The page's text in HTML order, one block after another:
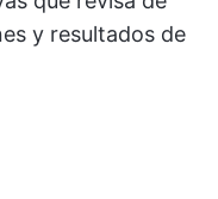
y resultados de